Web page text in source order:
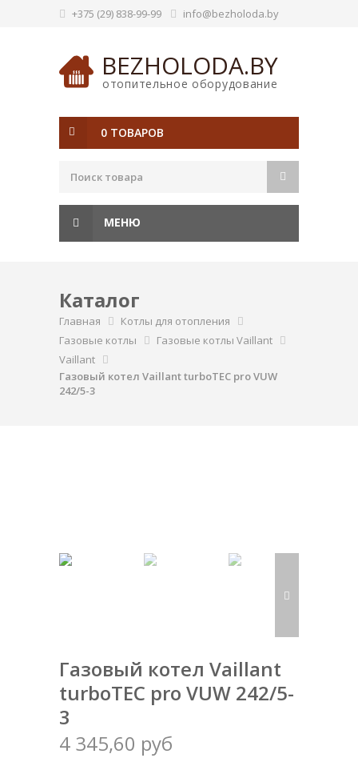
+375 (29) 838-99-99 info@bezholoda.by
BEZHOLODA.BY
отопительное оборудование
0 ТОВАРОВ
МЕНЮ
Каталог
Главная
Котлы для отопления
Газовые котлы
Газовые котлы Vaillant
Vaillant
Газовый котел Vaillant turboTEC pro VUW
242/5-3
Газовый котел Vaillant
turboTEC pro VUW 242/5-
3
4 345,60 руб